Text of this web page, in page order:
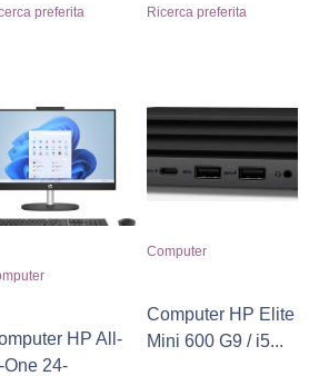
preferita Ricerca preferita
HP All-
One 24-
Computer
Computer HP Elite
Mini 600 G9 / i5...